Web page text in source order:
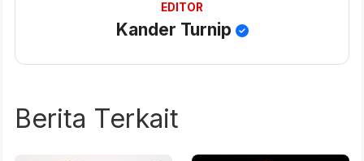
EDITOR
Kander Turnip
Berita Terkait